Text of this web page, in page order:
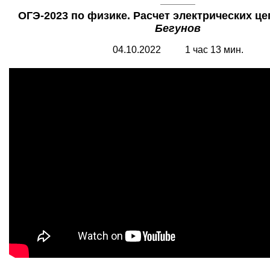
ОГЭ-2023 по физике. Расчет электрических
Бегунов
04.10.2022 1 час 13 мин.